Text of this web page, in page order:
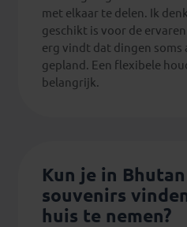
met elkaar te delen. Ik
geschikt is voor de
erg vindt dat dingen soms
gepland. Een flexibele
belangrijk.
Kun je in
souvenirs
huis te nemen?